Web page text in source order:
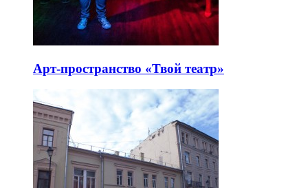
Арт-пространство «Твой театр»